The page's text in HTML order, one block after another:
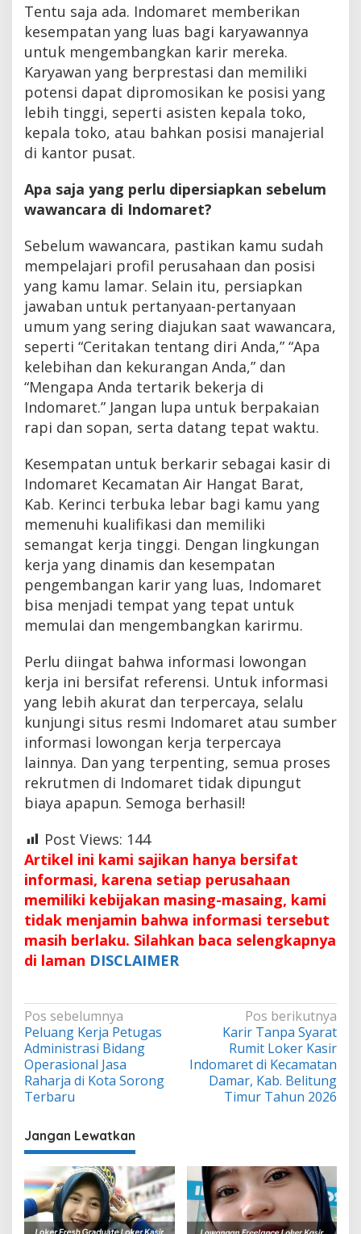
Tentu saja ada. Indomaret memberikan
kesempatan yang luas bagi karyawannya
untuk mengembangkan karir mereka.
Karyawan yang berprestasi dan memiliki
potensi dapat dipromosikan ke posisi yang
lebih tinggi, seperti asisten kepala toko,
kepala toko, atau bahkan posisi manajerial
di kantor pusat.
Apa saja yang perlu dipersiapkan sebelum
wawancara di Indomaret?
Sebelum wawancara, pastikan kamu sudah
mempelajari profil perusahaan dan posisi
yang kamu lamar. Selain itu, persiapkan
jawaban untuk pertanyaan-pertanyaan
umum yang sering diajukan saat wawancara,
seperti “Ceritakan tentang diri Anda,” “Apa
kelebihan dan kekurangan Anda,” dan
“Mengapa Anda tertarik bekerja di
Indomaret.” Jangan lupa untuk berpakaian
rapi dan sopan, serta datang tepat waktu.
Kesempatan untuk berkarir sebagai kasir di
Indomaret Kecamatan Air Hangat Barat,
Kab. Kerinci terbuka lebar bagi kamu yang
memenuhi kualifikasi dan memiliki
semangat kerja tinggi. Dengan lingkungan
kerja yang dinamis dan kesempatan
pengembangan karir yang luas, Indomaret
bisa menjadi tempat yang tepat untuk
memulai dan mengembangkan karirmu.
Perlu diingat bahwa informasi lowongan
kerja ini bersifat referensi. Untuk informasi
yang lebih akurat dan terpercaya, selalu
kunjungi situs resmi Indomaret atau sumber
informasi lowongan kerja terpercaya
lainnya. Dan yang terpenting, semua proses
rekrutmen di Indomaret tidak dipungut
biaya apapun. Semoga berhasil!
Post Views: 144
Artikel ini kami sajikan hanya bersifat
informasi, karena setiap perusahaan
memiliki kebijakan masing-masaing, kami
tidak menjamin bahwa informasi tersebut
masih berlaku. Silahkan baca selengkapnya
di laman DISCLAIMER
Navigasi
pos
Pos sebelumnya
Peluang Kerja Petugas
Administrasi Bidang
Operasional Jasa
Raharja di Kota Sorong
Terbaru
Pos berikutnya
Karir Tanpa Syarat
Rumit Loker Kasir
Indomaret di Kecamatan
Damar, Kab. Belitung
Timur Tahun 2026
Jangan Lewatkan